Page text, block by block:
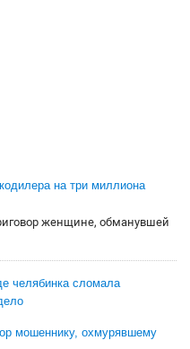
на три миллиона
женщине, обманувшей
челябинка сломала
мошеннику, охмурявшему